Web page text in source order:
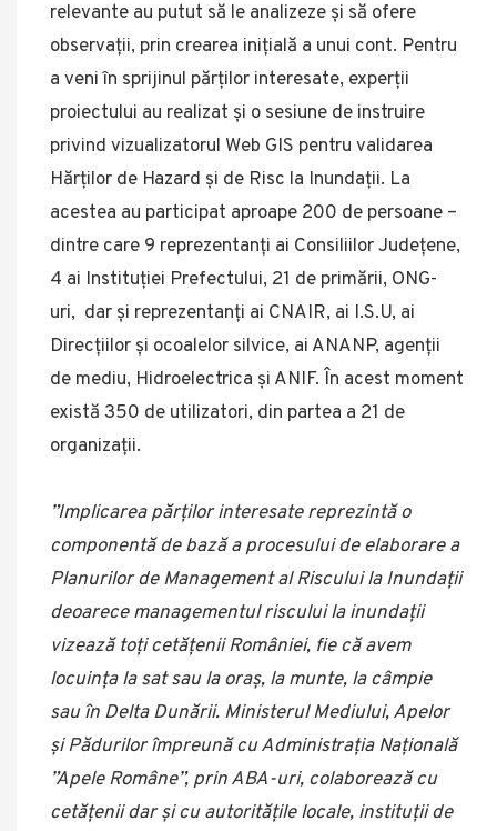
relevante au putut să le analizeze și să ofere
observații, prin crearea inițială a unui cont. Pentru
a veni în sprijinul părților interesate, experții
proiectului au realizat și o sesiune de instruire
privind vizualizatorul Web GIS pentru validarea
Hărților de Hazard și de Risc la Inundații. La
acestea au participat aproape 200 de persoane –
dintre care 9 reprezentanți ai Consiliilor Județene,
4 ai Instituției Prefectului, 21 de primării, ONG-
uri, dar și reprezentanți ai CNAIR, ai I.S.U, ai
Direcțiilor și ocoalelor silvice, ai ANANP, agenții
de mediu, Hidroelectrica și ANIF. În acest moment
există 350 de utilizatori, din partea a 21 de
organizații.
”Implicarea părților interesate reprezintă o
componentă de bază a procesului de elaborare a
Planurilor de Management al Riscului la Inundații
deoarece managementul riscului la inundații
vizează toți cetățenii României, fie că avem
locuința la sat sau la oraș, la munte, la câmpie
sau în Delta Dunării. Ministerul Mediului, Apelor
și Pădurilor împreună cu Administrația Națională
”Apele Române”, prin ABA-uri, colaborează cu
cetățenii dar și cu autoritățile locale, instituții de